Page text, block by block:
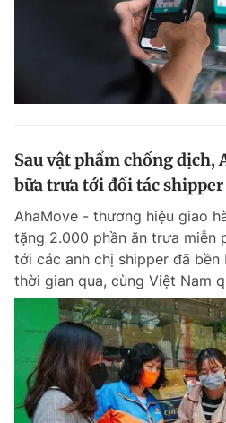
Sau vật phẩm chống dịch,
bữa trưa tới đối tác shipper
AhaMove - thương hiệu giao
tặng 2.000 phần ăn trưa miễn
tới các anh chị shipper đã
thời gian qua, cùng Việt Nam